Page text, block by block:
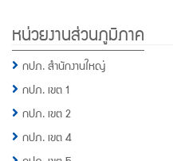
Footer
Menu
หน่วยงานส่วนภูมิภาค
กปภ. สำนักงานใหญ่
กปภ. เขต 1
กปภ. เขต 2
กปภ. เขต 4